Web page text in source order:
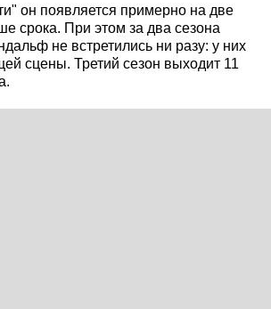
он появляется примерно на две
срока. При этом за два сезона
не встретились ни разу: у них
сцены. Третий сезон выходит 11